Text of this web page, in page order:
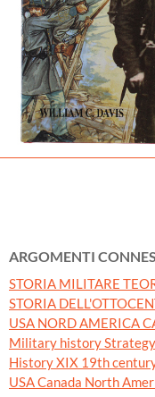
ARGOMENTI
STORIA MILITARE
STORIA
USA NORD AMERICA
Military history
History XIX 19th
USA Canada North